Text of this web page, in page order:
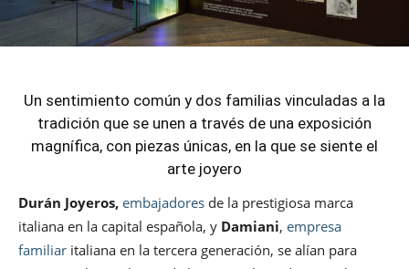
Un sentimiento común y dos familias vinculadas a la
tradición que se unen a través de una exposición
magnífica, con piezas únicas, en la que se siente el
arte joyero
Durán Joyeros, embajadores de la prestigiosa marca
italiana en la capital española, y Damiani, empresa
familiar italiana en la tercera generación, se alían para